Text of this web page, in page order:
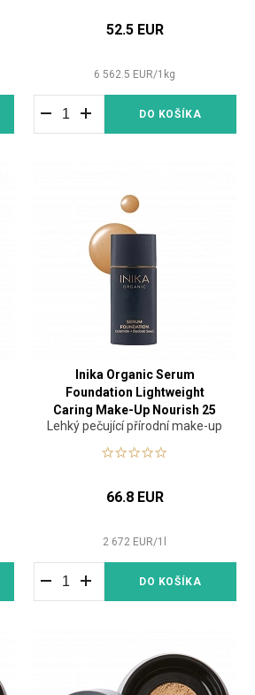
52.5 EUR
6 562.5 EUR/1 kg
DO KOŠÍKA
Inika Organic Serum
Foundation Lightweight
Caring Make-Up Nourish 25
ml
Lehký pečující přírodní make-up
66.8 EUR
2 672 EUR/1
DO KOŠÍKA